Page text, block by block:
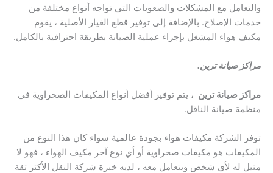
والتعامل مع المشكلات والصعوبات التي تواجه أنواع مختلفة من
خدمات الإصلاح. بالإضافة إلى توفير قطع الغيار الأصلية ، يقوم
مكيف هواء المشغل بإجراء عملية الصيانة بطريقة احترافية بالكامل.
مراكز صيانة ترين.
مراكز صيانة ترين ، يتم توفير أفضل أنواع المكيفات الصحراوية في
منظمة صيانة الناقل.
توفر الشركة مكيفات هواء بجودة عالمية سواء كان هذا النوع من
المكيفات هو مكيفات صحراوية أو أي نوع آخر مكيف الهواء ، فهو لا
مثيل له لأي شخص ويتعامل معه ، لديه خبرة شركة النقل الأكثر ثقة